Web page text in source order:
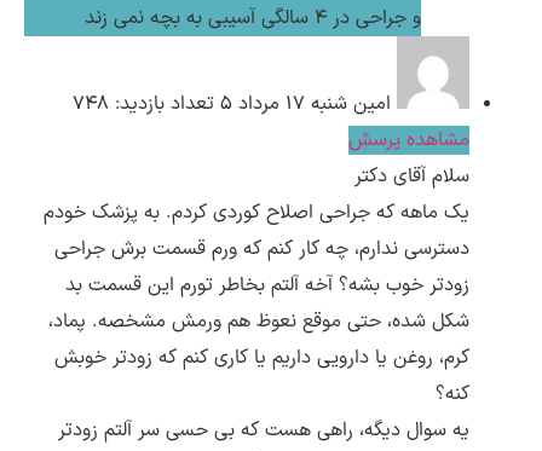
و جراحی در 4 سالگی آسیبی به بچه نمی زند
امین شنبه ۱۷ مرداد ۵
تعداد بازدید: 748
مشاهده پرسش
سلام آقای دکتر
یک ماهه که جراحی اصلاح کوردی کردم. به پزشک خودم
دسترسی ندارم، چه کار کنم که ورم قسمت برش جراحی
زودتر خوب بشه؟ آخه آلتم بخاطر تورم این قسمت بد
شکل شده، حتی موقع نعوظ هم ورمش مشخصه. پماد،
کرم، روغن یا دارویی داریم یا کاری کنم که زودتر خوبش
کنه؟
یه سوال دیگه، راهی هست که بی حسی سر آلتم زودتر